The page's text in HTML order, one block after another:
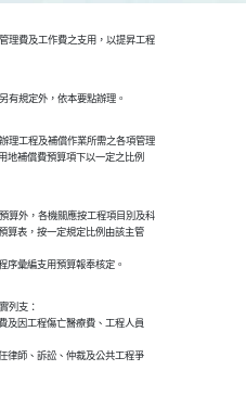
理費及工作費之支用，以提昇工程
理工程及補償作業所需之各項管理
地補償費預算項下以一定之比例
算外，各機關應按工程項目別及科
算表，按一定規定比例由該主管
列支：
及因工程傷亡醫療費、工程人員
律師、訴訟、仲裁及公共工程爭